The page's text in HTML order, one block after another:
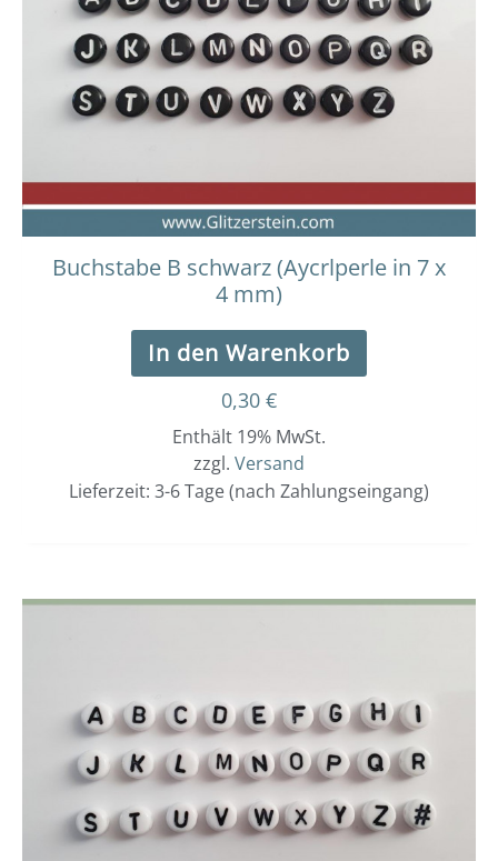
Buchstabe B schwarz (Aycrlperle in 7 x
4 mm)
In den Warenkorb
0,30 €
Enthält 19% MwSt.
zzgl. Versand
Lieferzeit: 3-6 Tage (nach Zahlungseingang)